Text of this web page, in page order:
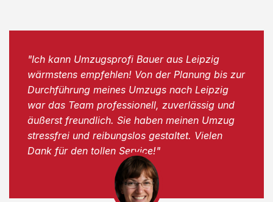
"Ich kann Umzugsprofi Bauer aus Leipzig
wärmstens empfehlen! Von der Planung bis zur
Durchführung meines Umzugs nach Leipzig
war das Team professionell, zuverlässig und
äußerst freundlich. Sie haben meinen Umzug
stressfrei und reibungslos gestaltet. Vielen
Dank für den tollen Service!"